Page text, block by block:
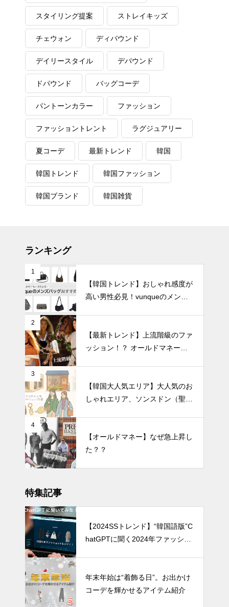
スタイリング提案 ストレイキッズ
チェウォン ディパウンド
デイリースタイル デパウンド
ドパウンド バッグコーデ
パントーンカラー ファッション
ファッショントレント ラグジュアリー
夏コーデ 最新トレンド 韓国
韓国トレンド 韓国ファッション
韓国ブランド 韓国雑貨
ランキング
1
【韓国トレンド】おしゃれ感度が
高い男性必見！vunqueのメンズ
2
【最新トレンド】上流階級のファ
ッション！？ オールドマネール
3
【韓国大人気エリア】大人気のお
しゃれエリア、ソンスドン（聖水
4
【オールドマネー】なぜ急上昇し
た？？
特集記事
【2024SSトレンド】“韓国語版”C
hatGPTに聞く2024年ファッショ
年末年始は“着飾る日”。お出かけ
コーデを輝かせるアイテム紹介